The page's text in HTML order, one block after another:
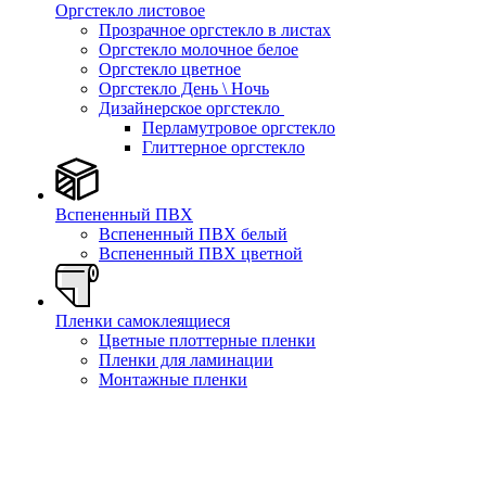
Оргстекло листовое
Прозрачное оргстекло в листах
Оргстекло молочное белое
Оргстекло цветное
Оргстекло День \ Ночь
Дизайнерское оргстекло
Перламутровое оргстекло
Глиттерное оргстекло
Вспененный ПВХ
Вспененный ПВХ белый
Вспененный ПВХ цветной
Пленки самоклеящиеся
Цветные плоттерные пленки
Пленки для ламинации
Монтажные пленки